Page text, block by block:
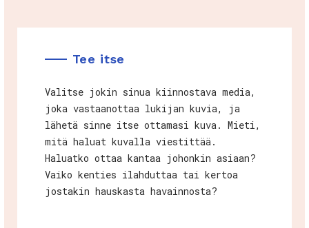
Tee itse
Valitse jokin sinua kiinnostava media,
joka vastaanottaa lukijan kuvia, ja
lähetä sinne itse ottamasi kuva. Mieti,
mitä haluat kuvalla viestittää.
Haluatko ottaa kantaa johonkin asiaan?
Vaiko kenties ilahduttaa tai kertoa
jostakin hauskasta havainnosta?